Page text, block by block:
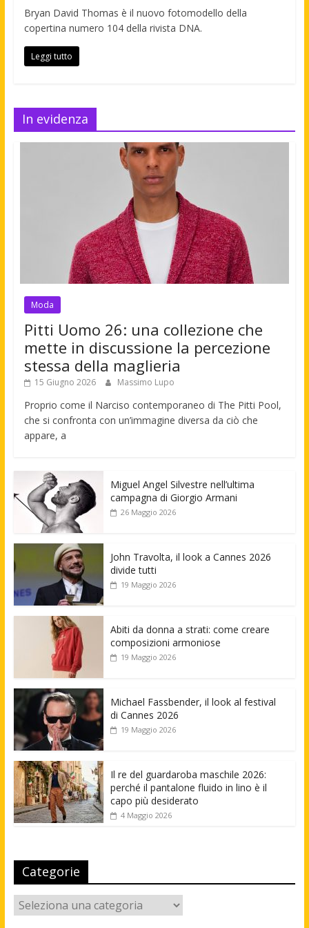
Bryan David Thomas è il nuovo fotomodello della
copertina numero 104 della rivista DNA.
Leggi tutto
In evidenza
Moda
Pitti Uomo 26: una collezione che
mette in discussione la percezione
stessa della maglieria
15 Giugno 2026 Massimo Lupo
Proprio come il Narciso contemporaneo di The Pitti Pool,
che si confronta con un’immagine diversa da ciò che
appare, a
Miguel Angel Silvestre nell’ultima
campagna di Giorgio Armani
26 Maggio 2026
John Travolta, il look a Cannes 2026
divide tutti
19 Maggio 2026
Abiti da donna a strati: come creare
composizioni armoniose
19 Maggio 2026
Michael Fassbender, il look al festival
di Cannes 2026
19 Maggio 2026
Il re del guardaroba maschile 2026:
perché il pantalone fluido in lino è il
capo più desiderato
4 Maggio 2026
Categorie
Categorie